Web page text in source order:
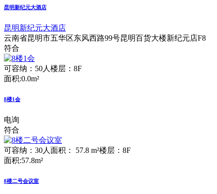
昆明新纪元大酒店
昆明新纪元大酒店
云南省昆明市五华区东风西路99号昆明百货大楼新纪元店F8
符合
可容纳：50人 楼层：8F
面积:0.0m²
8楼1会
电询
符合
可容纳：30人 面积： 57.8 m²楼层：8F
面积:57.8m²
8楼二号会议室